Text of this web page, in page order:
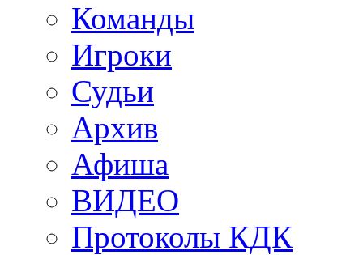
Команды
Игроки
Судьи
Архив
Афиша
ВИДЕО
Протоколы КДК